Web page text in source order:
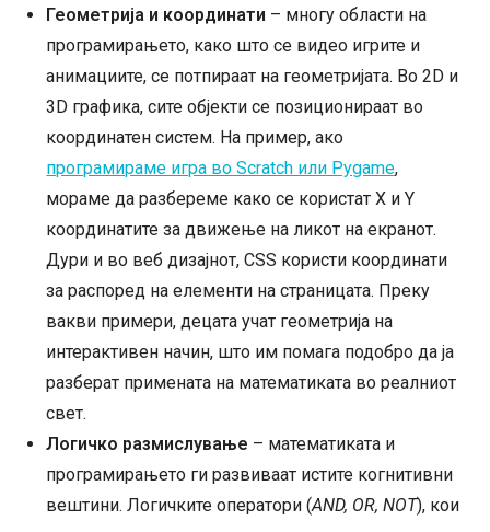
Геометрија и координати – многу области на
програмирањето, како што се видео игрите и
анимациите, се потпираат на геометријата. Во 2D и
3D графика, сите објекти се позиционираат во
координатен систем. На пример, ако
програмираме игра во Scratch или Pygame,
мораме да разбереме како се користат X и Y
координатите за движење на ликот на екранот.
Дури и во веб дизајнот, CSS користи координати
за распоред на елементи на страницата. Преку
вакви примери, децата учат геометрија на
интерактивен начин, што им помага подобро да ја
разберат примената на математиката во реалниот
свет.
Логичко размислување – математиката и
програмирањето ги развиваат истите когнитивни
вештини. Логичките оператори (AND, OR, NOT), кои